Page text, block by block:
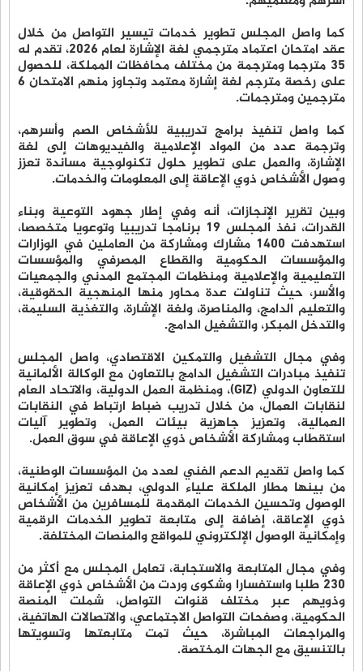
ﻛﻤﺎ واﺻﻞ اﻟﻤﺠﻠﺲ ﺗﻄﻮﻳﺮ ﺧﺪﻣﺎت ﺗﻴﺴﻴﺮ اﻟﺘﻮاﺻﻞ ﻣﻦ ﺧﻼل
ﻋﻘﺪ اﻣﺘﺤﺎن اﻋﺘﻤﺎد ﻣﺘﺮﺟﻤﻲ ﻟﻐﺔ اﻹﺷﺎرة ﻟﻌﺎم 2026، تقدم له
35 مترجما ومترجمة من مختلف محافظات المملكة، للحصول
على رخصة مترجم لغة إشارة معتمد وتجاوز منهم الامتحان 6
مترجمين ومترجمات.
كما واصل ﺗﻨﻔﻴﺬ ﺑﺮاﻣﺞ ﺗﺪرﻳﺒﻴﺔ ﻟﻸﺷﺨﺎص اﻟﺼﻢ وأﺳﺮﻫﻢ،
وﺗﺮﺟﻤﺔ ﻋﺪد ﻣﻦ اﻟﻤﻮاد اﻹﻋﻼﻣﻴﺔ واﻟﻔﻴﺪﻳﻮﻫﺎت إﻟﻰ ﻟﻐﺔ
اﻹﺷﺎرة، واﻟﻌﻤﻞ ﻋﻠﻰ ﺗﻄﻮﻳﺮ ﺣﻠﻮل ﺗﻜﻨﻮﻟﻮﺟﻴﺔ ﻣﺴﺎﻧﺪة ﺗﻌﺰز
وﺻﻮل اﻷﺷﺨﺎص ذوي اﻹﻋﺎﻗﺔ إﻟﻰ اﻟﻤﻌﻠﻮﻣﺎت واﻟﺨﺪﻣﺎت.
وبين تقرير الإنجازات، أنه وﻓﻲ إﻃﺎر ﺟﻬﻮد اﻟﺘﻮﻋﻴﺔ وﺑﻨﺎء
اﻟﻘﺪرات، ﻧﻔﺬ اﻟﻤﺠﻠﺲ 19 برنامجا تدريبيا وتوعويا متخصصا،
اﺳﺘﻬﺪفت 1400 ﻣﺸﺎرك وﻣﺸﺎرﻛﺔ من اﻟﻌﺎﻣﻠﻴﻦ ﻓﻲ اﻟﻮزارات
واﻟﻤﺆﺳﺴﺎت اﻟﺤﻜﻮﻣﻴﺔ واﻟﻘﻄﺎع اﻟﻤﺼﺮﻓﻲ واﻟﻤﺆﺳﺴﺎت
اﻟﺘﻌﻠﻴﻤﻴﺔ واﻹﻋﻼﻣﻴﺔ وﻣﻨﻈﻤﺎت اﻟﻤﺠﺘﻤﻊ اﻟﻤﺪﻧﻲ واﻟﺠﻤﻌﻴﺎت
واﻷﺳﺮ، حيث تناولت عدة محاور منها اﻟﻤﻨﻬﺠﻴﺔ اﻟﺤﻘﻮﻗﻴﺔ،
واﻟﺘﻌﻠﻴﻢ اﻟﺪاﻣﺞ، واﻟﻤﻨﺎﺻﺮة، وﻟﻐﺔ اﻹﺷﺎرة، واﻟﺘﻐﺬﻳﺔ اﻟﺴﻠﻴﻤﺔ،
واﻟﺘﺪﺧﻞ اﻟﻤﺒﻜﺮ، واﻟﺘﺸﻐﻴﻞ اﻟﺪاﻣﺞ.
وﻓﻲ ﻣﺠﺎل اﻟﺘﺸﻐﻴﻞ واﻟﺘﻤﻜﻴﻦ اﻻﻗﺘﺼﺎدي، واﺻﻞ اﻟﻤﺠﻠﺲ
ﺗﻨﻔﻴﺬ ﻣﺒﺎدرات اﻟﺘﺸﻐﻴﻞ اﻟﺪاﻣﺞ ﺑﺎﻟﺘﻌﺎون ﻣﻊ اﻟﻮﻛﺎﻟﺔ اﻷﻟﻤﺎﻧﻴﺔ
ﻟﻠﺘﻌﺎون اﻟﺪوﻟﻲ (GIZ)، وﻣﻨﻈﻤﺔ اﻟﻌﻤﻞ اﻟﺪوﻟﻴﺔ، واﻻﺗﺤﺎد اﻟﻌﺎم
ﻟﻨﻘﺎﺑﺎت اﻟﻌﻤﺎل، ﻣﻦ ﺧﻼل ﺗﺪرﻳﺐ ﺿﺒﺎط ارﺗﺒﺎط ﻓﻲ اﻟﻨﻘﺎﺑﺎت
اﻟﻌﻤﺎﻟﻴﺔ، وﺗﻌﺰﻳﺰ ﺟﺎﻫﺰﻳﺔ ﺑﻴﺌﺎت اﻟﻌﻤﻞ، وﺗﻄﻮﻳﺮ آﻟﻴﺎت
اﺳﺘﻘﻄﺎب وﻣﺸﺎرﻛﺔ اﻷﺷﺨﺎص ذوي اﻹﻋﺎﻗﺔ ﻓﻲ ﺳﻮق اﻟﻌﻤﻞ.
كما واﺻﻞ ﺗﻘﺪﻳﻢ اﻟﺪﻋﻢ اﻟﻔﻨﻲ ﻟﻌﺪد ﻣﻦ اﻟﻤﺆﺳﺴﺎت اﻟﻮﻃﻨﻴﺔ،
ﻣﻦ ﺑﻴﻨﻬﺎ ﻣﻄﺎر اﻟﻤﻠﻜﺔ ﻋﻠﻴﺎء اﻟﺪوﻟﻲ، ﺑﻬﺪف ﺗﻌﺰﻳﺰ إﻣﻜﺎﻧﻴﺔ
اﻟﻮﺻﻮل وﺗﺤﺴﻴﻦ اﻟﺨﺪﻣﺎت اﻟﻤﻘﺪﻣﺔ ﻟﻠﻤﺴﺎﻓﺮﻳﻦ ﻣﻦ اﻷﺷﺨﺎص
ذوي اﻹﻋﺎﻗﺔ، إﺿﺎﻓﺔ إﻟﻰ ﻣﺘﺎﺑﻌﺔ ﺗﻄﻮﻳﺮ اﻟﺨﺪﻣﺎت اﻟﺮﻗﻤﻴﺔ
وإﻣﻜﺎﻧﻴﺔ اﻟﻮﺻﻮل اﻹﻟﻜﺘﺮوﻧﻲ ﻟﻠﻤﻮاﻗﻊ واﻟﻤﻨﺼﺎت اﻟﻤﺨﺘﻠﻔﺔ.
وﻓﻲ ﻣﺠﺎل اﻟﻤﺘﺎﺑﻌﺔ واﻻﺳﺘﺠﺎﺑﺔ، ﺗﻌﺎﻣﻞ اﻟﻤﺠﻠﺲ ﻣﻊ أﻛﺜﺮ ﻣﻦ
230 ﻃﻠﺒﺎ واﺳﺘﻔﺴﺎرا وﺷﻜﻮى وردت ﻣﻦ اﻷﺷﺨﺎص ذوي اﻹﻋﺎﻗﺔ
وذوﻳﻬﻢ ﻋﺒﺮ ﻣﺨﺘﻠﻒ ﻗﻨﻮات اﻟﺘﻮاﺻﻞ، ﺷﻤﻠﺖ اﻟﻤﻨﺼﺔ
اﻟﺤﻜﻮﻣﻴﺔ، وﺻﻔﺤﺎت اﻟﺘﻮاﺻﻞ اﻻﺟﺘﻤﺎﻋﻲ، واﻻﺗﺼﺎﻻت اﻟﻬﺎﺗﻔﻴﺔ،
واﻟﻤﺮاﺟﻌﺎت اﻟﻤﺒﺎﺷﺮة، ﺣﻴﺚ ﺗﻤﺖ ﻣﺘﺎﺑﻌﺘﻬﺎ وﺗﺴﻮﻳﺘﻬﺎ
ﺑﺎﻟﺘﻨﺴﻴﻖ ﻣﻊ اﻟﺠﻬﺎت اﻟﻤﺨﺘﺼﺔ.